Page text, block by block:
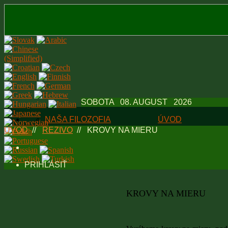
SOBOTA 08. AUGUST 2026
ÚVOD
NAŠA FILOZOFIA
KVALITA MATERIÁLU
NEDAJTE SA OKLAMAŤ
DARČEKY K OBJEDNÁVKAM
ŠALOVACIE
STOJKY
ÚVOD// REZIVO // KROVY NA MIERU
PRIHLÁSIŤ
KROVY NA MIERU